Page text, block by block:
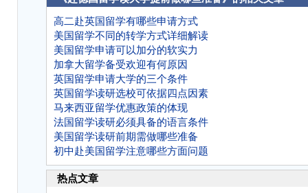
高二赴英国留学有哪些申请方式
美国留学不同的转学方式详细解读
美国留学申请可以加分的软实力
加拿大留学备受欢迎有何原因
英国留学申请大学的三个条件
英国留学读研选校可依据四点因素
马来西亚留学优惠政策的体现
法国留学读研必须具备的语言条件
美国留学读研前期需做哪些准备
初中赴美国留学注意哪些方面问题
热点文章